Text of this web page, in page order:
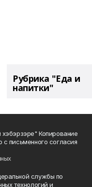
Рубрика "Еда и
напитки"
Копирование
письменного согласия
службы по
технологий и